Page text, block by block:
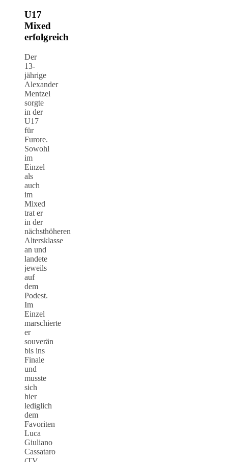
U17
Mixed
erfolgreich
Der
13-
jährige
Alexander
Mentzel
sorgte
in der
U17
für
Furore.
Sowohl
im
Einzel
als
auch
im
Mixed
trat er
in der
nächsthöheren
Altersklasse
an und
landete
jeweils
auf
dem
Podest.
Im
Einzel
marschierte
er
souverän
bis ins
Finale
und
musste
sich
hier
lediglich
dem
Favoriten
Luca
Giuliano
Cassataro